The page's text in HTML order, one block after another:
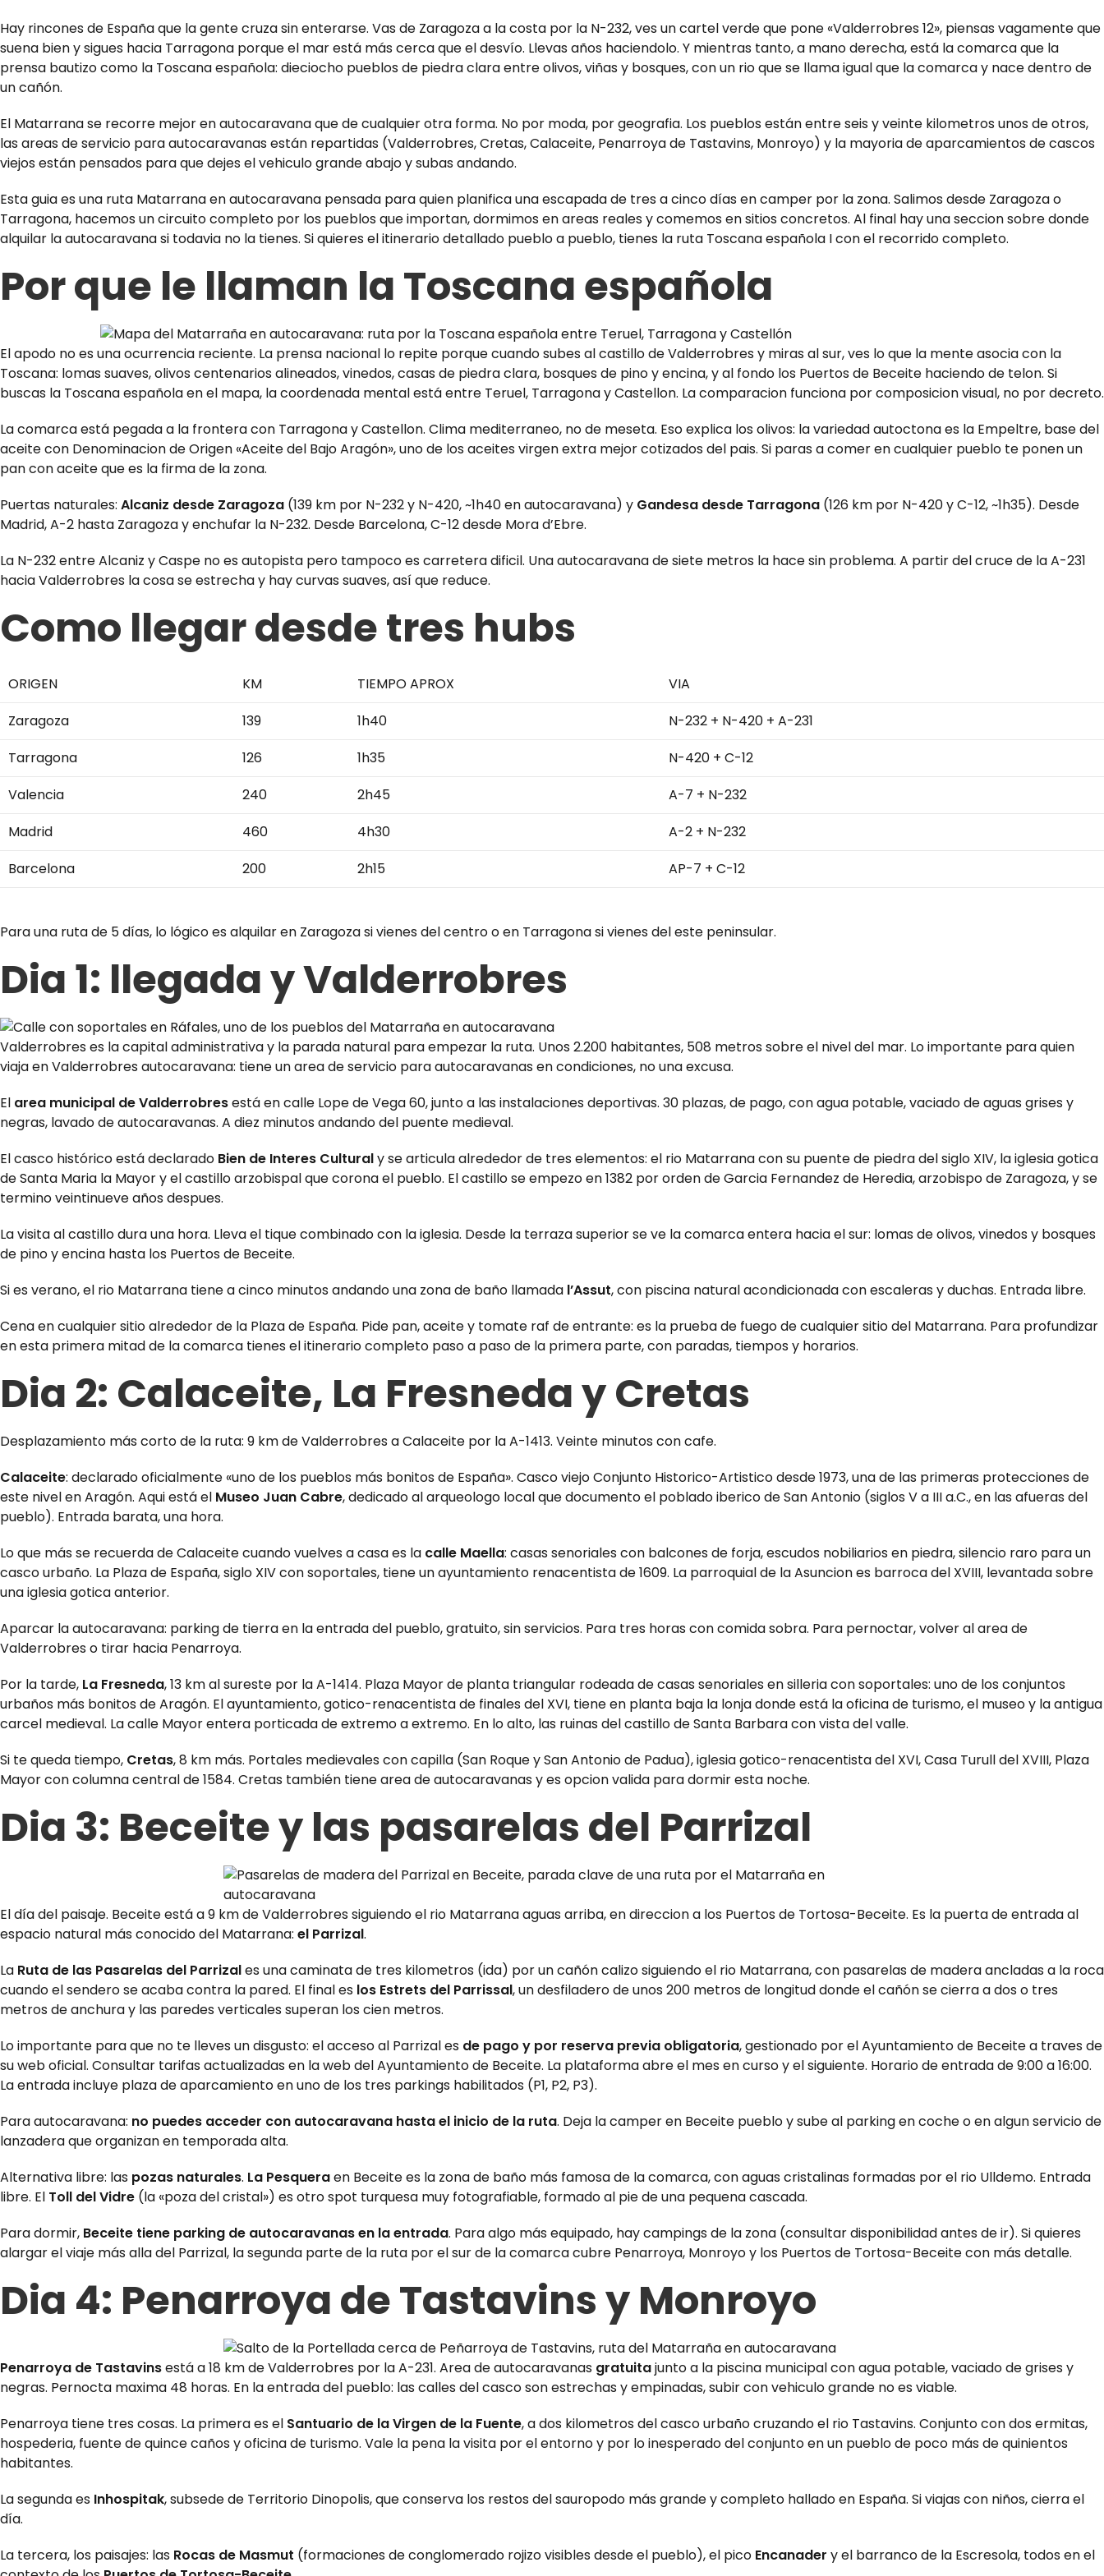
Hay rincones de España que la gente cruza sin enterarse. Vas de Zaragoza a la costa por la N-232, ves un cartel verde que pone «Valderrobres 12», piensas vagamente que
suena bien y sigues hacia Tarragona porque el mar está más cerca que el desvío. Llevas años haciendolo. Y mientras tanto, a mano derecha, está la comarca que la
prensa bautizo como la Toscana española: dieciocho pueblos de piedra clara entre olivos, viñas y bosques, con un rio que se llama igual que la comarca y nace dentro de
un cañón.
El Matarrana se recorre mejor en autocaravana que de cualquier otra forma. No por moda, por geografia. Los pueblos están entre seis y veinte kilometros unos de otros,
las areas de servicio para autocaravanas están repartidas (Valderrobres, Cretas, Calaceite, Penarroya de Tastavins, Monroyo) y la mayoria de aparcamientos de cascos
viejos están pensados para que dejes el vehiculo grande abajo y subas andando.
Esta guia es una ruta Matarrana en autocaravana pensada para quien planifica una escapada de tres a cinco días en camper por la zona. Salimos desde Zaragoza o
Tarragona, hacemos un circuito completo por los pueblos que importan, dormimos en areas reales y comemos en sitios concretos. Al final hay una seccion sobre donde
alquilar la autocaravana si todavia no la tienes. Si quieres el itinerario detallado pueblo a pueblo, tienes la ruta Toscana española Icon el recorrido completo.
Por que le llaman la Toscana española
El apodo no es una ocurrencia reciente. La prensa nacional lo repite porque cuando subes al castillo de Valderrobres y miras al sur, ves lo que la mente asocia con la
Toscana: lomas suaves, olivos centenarios alineados, vinedos, casas de piedra clara, bosques de pino y encina, y al fondo los Puertos de Beceite haciendo de telon. Si
buscas la Toscana española en el mapa, la coordenada mental está entre Teruel, Tarragona y Castellon. La comparacion funciona por composicion visual, no por decreto.
La comarca está pegada a la frontera con Tarragona y Castellon. Clima mediterraneo, no de meseta. Eso explica los olivos: la variedad autoctona es la Empeltre, base del
aceite con Denominacion de Origen «Aceite del Bajo Aragón», uno de los aceites virgen extra mejor cotizados del pais. Si paras a comer en cualquier pueblo te ponen un
pan con aceite que es la firma de la zona.
Puertas naturales: Alcaniz desde Zaragoza (139 km por N-232 y N-420, ~1h40 en autocaravana) y Gandesa desde Tarragona (126 km por N-420 y C-12, ~1h35). Desde
Madrid, A-2 hasta Zaragoza y enchufar la N-232. Desde Barcelona, C-12 desde Mora d’Ebre.
La N-232 entre Alcaniz y Caspe no es autopista pero tampoco es carretera dificil. Una autocaravana de siete metros la hace sin problema. A partir del cruce de la A-231
hacia Valderrobres la cosa se estrecha y hay curvas suaves, así que reduce.
Como llegar desde tres hubs
ORIGEN KM TIEMPO APROX
VIA
Zaragoza
139 1h40
N-232 + N-420 + A-231
Tarragona
126 1h35
N-420 + C-12
Valencia
240 2h45
A-7 + N-232
Madrid
460 4h30
A-2 + N-232
Barcelona
200 2h15 AP-7 + C-12
Para una ruta de 5 días, lo lógico es alquilar en Zaragoza si vienes del centro o en Tarragona si vienes del este peninsular.
Dia 1: llegada y Valderrobres
Valderrobres es la capital administrativa y la parada natural para empezar la ruta. Unos 2.200 habitantes, 508 metros sobre el nivel del mar. Lo importante para quien
viaja en Valderrobres autocaravana: tiene un area de servicio para autocaravanas en condiciones, no una excusa.
El area municipal de Valderrobresestá en calle Lope de Vega 60, junto a las instalaciones deportivas. 30 plazas, de pago, con agua potable, vaciado de aguas grises y
negras, lavado de autocaravanas. A diez minutos andando del puente medieval.
El casco histórico está declarado Bien de Interes Culturaly se articula alrededor de tres elementos: el rio Matarrana con su puente de piedra del siglo XIV, la iglesia gotica
de Santa Maria la Mayor y el castillo arzobispal que corona el pueblo. El castillo se empezo en 1382 por orden de Garcia Fernandez de Heredia, arzobispo de Zaragoza, y se
termino veintinueve años despues.
La visita al castillo dura una hora. Lleva el tique combinado con la iglesia. Desde la terraza superior se ve la comarca entera hacia el sur: lomas de olivos, vinedos y bosques
de pino y encina hasta los Puertos de Beceite.
Si es verano, el rio Matarrana tiene a cinco minutos andando una zona de baño llamada l’Assut, con piscina natural acondicionada con escaleras y duchas. Entrada libre.
Cena en cualquier sitio alrededor de la Plaza de España. Pide pan, aceite y tomate raf de entrante: es la prueba de fuego de cualquier sitio del Matarrana. Para profundizar
en esta primera mitad de la comarca tienesel itinerario completo paso a paso de la primera parte, con paradas, tiempos y horarios.
Dia 2: Calaceite, La Fresneda y Cretas
Desplazamiento más corto de la ruta: 9 km de Valderrobres a Calaceite por la A-1413. Veinte minutos con cafe.
Calaceite: declarado oficialmente «uno de los pueblos más bonitos de España». Casco viejo Conjunto Historico-Artistico desde 1973, una de las primeras protecciones de
este nivel en Aragón. Aqui está el Museo Juan Cabre, dedicado al arqueologo local que documento el poblado iberico de San Antonio (siglos V a III a.C., en las afueras del
pueblo). Entrada barata, una hora.
Lo que más se recuerda de Calaceite cuando vuelves a casa es la calle Maella: casas senoriales con balcones de forja, escudos nobiliarios en piedra, silencio raro para un
casco urbaño. La Plaza de España, siglo XIV con soportales, tiene un ayuntamiento renacentista de 1609. La parroquial de la Asuncion es barroca del XVIII, levantada sobre
una iglesia gotica anterior.
Aparcar la autocaravana: parking de tierra en la entrada del pueblo, gratuito, sin servicios. Para tres horas con comida sobra. Para pernoctar, volver al area de
Valderrobres o tirar hacia Penarroya.
Por la tarde, La Fresneda, 13 km al sureste por la A-1414. Plaza Mayor de planta triangular rodeada de casas senoriales en silleria con soportales: uno de los conjuntos
urbaños más bonitos de Aragón. El ayuntamiento, gotico-renacentista de finales del XVI, tiene en planta baja la lonja donde está la oficina de turismo, el museo y la antigua
carcel medieval. La calle Mayor entera porticada de extremo a extremo. En lo alto, las ruinas del castillo de Santa Barbara con vista del valle.
Si te queda tiempo, Cretas, 8 km más. Portales medievales con capilla (San Roque y San Antonio de Padua), iglesia gotico-renacentista del XVI, Casa Turull del XVIII, Plaza
Mayor con columna central de 1584. Cretas también tiene area de autocaravanas y es opcion valida para dormir esta noche.
Dia 3: Beceite y las pasarelas del Parrizal
El día del paisaje. Beceite está a 9 km de Valderrobres siguiendo el rio Matarrana aguas arriba, en direccion a los Puertos de Tortosa-Beceite. Es la puerta de entrada al
espacio natural más conocido del Matarrana: el Parrizal.
La Ruta de las Pasarelas del Parrizales una caminata de tres kilometros (ida) por un cañón calizo siguiendo el rio Matarrana, con pasarelas de madera ancladas a la roca
cuando el sendero se acaba contra la pared. El final es los Estrets del Parrissal, un desfiladero de unos 200 metros de longitud donde el cañón se cierra a dos o tres
metros de anchura y las paredes verticales superan los cien metros.
Lo importante para que no te lleves un disgusto: el acceso al Parrizal es de pago y por reserva previa obligatoria, gestionado por el Ayuntamiento de Beceite a traves de
su web oficial. Consultar tarifas actualizadas en la web del Ayuntamiento de Beceite. La plataforma abre el mes en curso y el siguiente. Horario de entrada de 9:00 a 16:00.
La entrada incluye plaza de aparcamiento en uno de los tres parkings habilitados (P1, P2, P3).
Para autocaravana: no puedes acceder con autocaravana hasta el inicio de la ruta. Deja la camper en Beceite pueblo y sube al parking en coche o en algun servicio de
lanzadera que organizan en temporada alta.
Alternativa libre: las pozas naturales. La Pesqueraen Beceite es la zona de baño más famosa de la comarca, con aguas cristalinas formadas por el rio Ulldemo. Entrada
libre. El Toll del Vidre (la «poza del cristal») es otro spot turquesa muy fotografiable, formado al pie de una pequena cascada.
Para dormir, Beceite tiene parking de autocaravanas en la entrada. Para algo más equipado, hay campings de la zona (consultar disponibilidad antes de ir). Si quieres
alargar el viaje más alla del Parrizal, la segunda parte de la ruta por el sur de la comarcacubre Penarroya, Monroyo y los Puertos de Tortosa-Beceite con más detalle.
Dia 4: Penarroya de Tastavins y Monroyo
Penarroya de Tastavinsestá a 18 km de Valderrobres por la A-231. Area de autocaravanas gratuitajunto a la piscina municipal con agua potable, vaciado de grises y
negras. Pernocta maxima 48 horas. En la entrada del pueblo: las calles del casco son estrechas y empinadas, subir con vehiculo grande no es viable.
Penarroya tiene tres cosas. La primera es el Santuario de la Virgen de la Fuente, a dos kilometros del casco urbaño cruzando el rio Tastavins. Conjunto con dos ermitas,
hospederia, fuente de quince caños y oficina de turismo. Vale la pena la visita por el entorno y por lo inesperado del conjunto en un pueblo de poco más de quinientos
habitantes.
La segunda es Inhospitak, subsede de Territorio Dinopolis, que conserva los restos del sauropodo más grande y completo hallado en España. Si viajas con niños, cierra el
día.
La tercera, los paisajes: las Rocas de Masmut (formaciones de conglomerado rojizo visibles desde el pueblo), el pico Encanader y el barranco de la Escresola, todos en el